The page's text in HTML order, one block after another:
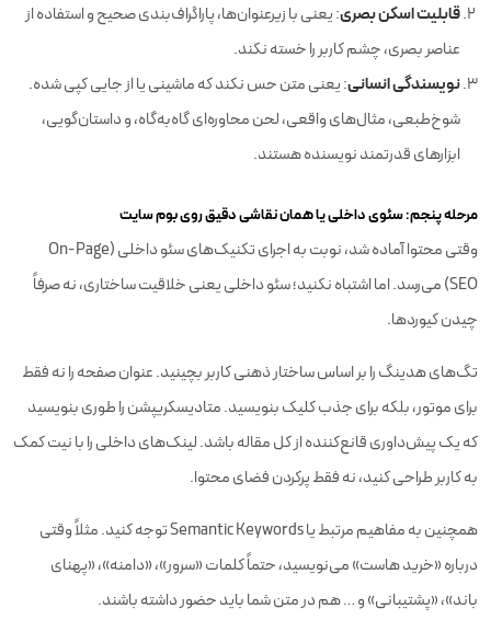
قابلیت اسکن بصری: یعنی با زیرعنوان‌ها، پاراگراف‌بندی صحیح و استفاده از
عناصر بصری، چشم کاربر را خسته نکند.
نویسندگی انسانی: یعنی متن حس نکند که ماشینی یا از جایی کپی شده.
شوخ‌طبعی، مثال‌های واقعی، لحن محاوره‌ای گاه‌به‌گاه، و داستان‌گویی،
ابزارهای قدرتمند نویسنده هستند.
مرحله پنجم: سئوی داخلی یا همان نقاشی دقیق روی بوم سایت
وقتی محتوا آماده شد، نوبت به اجرای تکنیک‌های سئو داخلی (On-Page
SEO) می‌رسد. اما اشتباه نکنید؛ سئو داخلی یعنی خلاقیت ساختاری، نه صرفاً
چیدن کیوردها.
تگ‌های هدینگ را بر اساس ساختار ذهنی کاربر بچینید. عنوان صفحه را نه فقط
برای موتور، بلکه برای جذب کلیک بنویسید. متادیسکریپشن را طوری بنویسید
که یک پیش‌داوری قانع‌کننده از کل مقاله باشد. لینک‌های داخلی را با نیت کمک
به کاربر طراحی کنید، نه فقط پرکردن فضای محتوا.
همچنین به مفاهیم مرتبط یا Semantic Keywords توجه کنید. مثلاً وقتی
درباره «خرید هاست» می‌نویسید، حتماً کلمات «سرور»، «دامنه»، «پهنای
باند»، «پشتیبانی» و … هم در متن شما باید حضور داشته باشند.